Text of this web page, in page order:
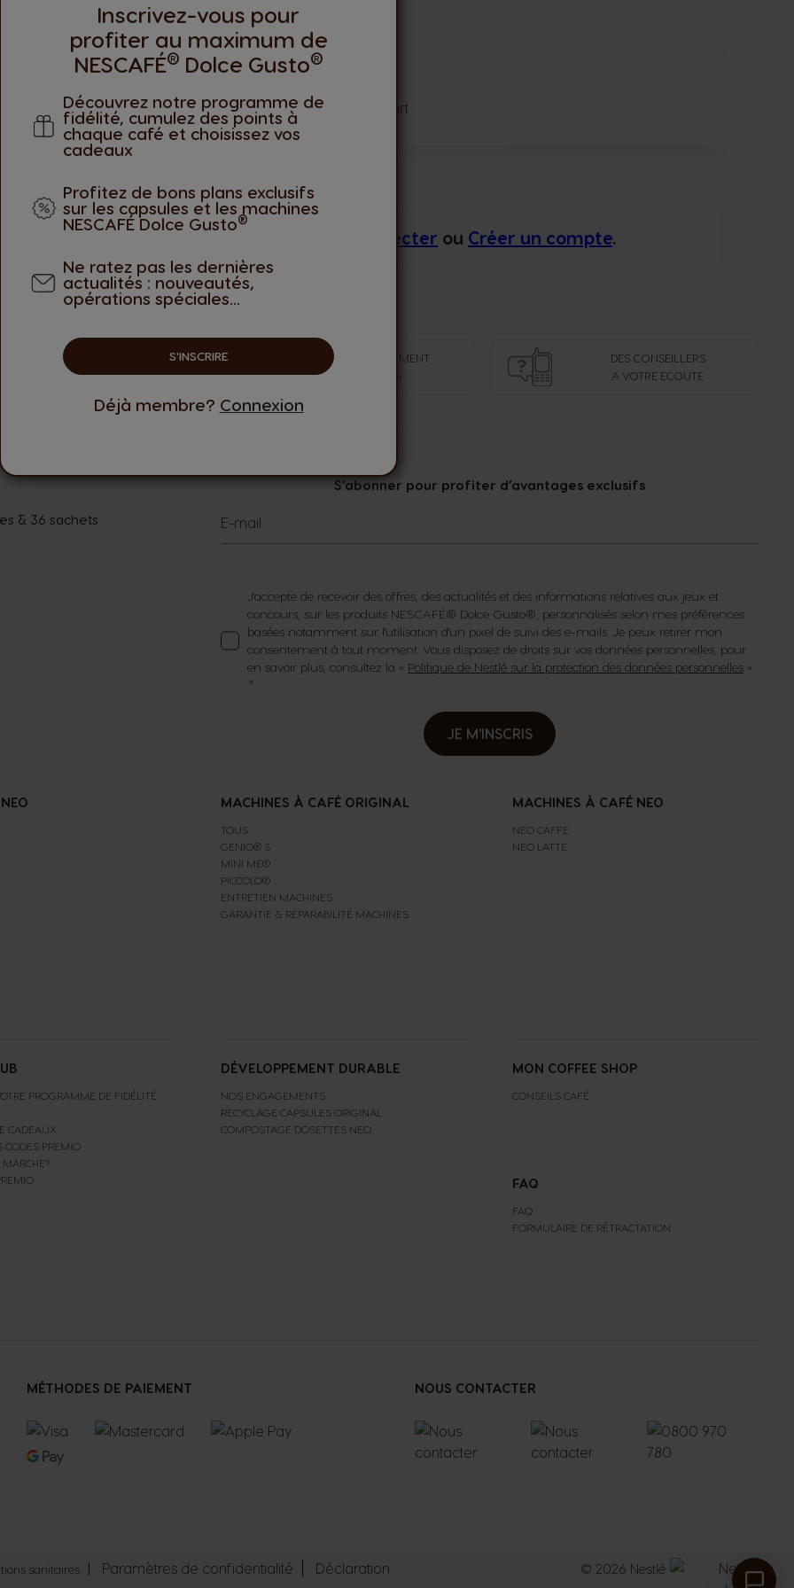
Inscrivez-vous pour
profiter au maximum de
NESCAFÉ® Dolce Gusto®
Découvrez notre programme de
fidélité, cumulez des points à
chaque café et choisissez vos
cadeaux
Profitez de bons plans exclusifs
sur les capsules et les machines
NESCAFÉ Dolce Gusto®
Ne ratez pas les dernières
actualités : nouveautés,
opérations spéciales...
S'INSCRIRE
Déjà membre? Connexion
J’adore
Très bon sucré comme il faut pour ma part
laisser une évaluation. Veuillez vous Connecter ou Créer un compte.
EXCLUSIVES
MODES DE PAIEMENT
DES CONSEILLERS
A VOTRE ECOUTE
S’abonner pour profiter d’avantages exclusifs
E-mail
J'accepte de recevoir des offres, des actualités et des informations relatives aux jeux et
concours, sur les produits NESCAFÉ® Dolce Gusto®, personnalisés selon mes préférences
basées notamment sur l'utilisation d'un pixel de suivi des e-mails. Je peux retirer mon
consentement à tout moment. Vous disposez de droits sur vos données personnelles, pour
en savoir plus, consultez la « Politique de Nestlé sur la protection des données personnelles ».
JE M'INSCRIS
& 36 sachets
PROGRAMME DE FIDÉLITÉ
CADEAUX
CODES PREMIO
MACHINES À CAFÉ ORIGINAL
TOUS
GENIO® S
MINI ME®
PICCOLO®
ENTRETIEN MACHINES
GARANTIE & RÉPARABILITÉ MACHINES
DÉVELOPPEMENT DURABLE
NOS ENGAGEMENTS
RECYCLAGE CAPSULES ORIGINAL
COMPOSTAGE DOSETTES NEO
MACHINES À CAFÉ NEO
NEO CAFFE
NEO LATTE
MON COFFEE SHOP
CONSEILS CAFÉ
FAQ
FAQ
FORMULAIRE DE RÉTRACTATION
MÉTHODES DE PAIEMENT NOUS CONTACTER
sanitaires Paramètres de confidentialité Déclaration © 2026 Nestlé